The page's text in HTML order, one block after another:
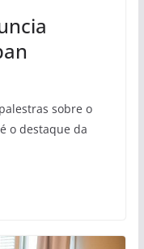
sobre o
o destaque da